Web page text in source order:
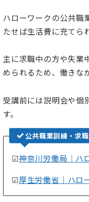
ハローワークの公共職
たせば生活費に充てら
主に求職中の方や失業
められるため、働きな
受講前には説明会や個
す。
公共職業訓練・求
☑神奈川労働局｜ハ
☑厚生労働省｜ハロ